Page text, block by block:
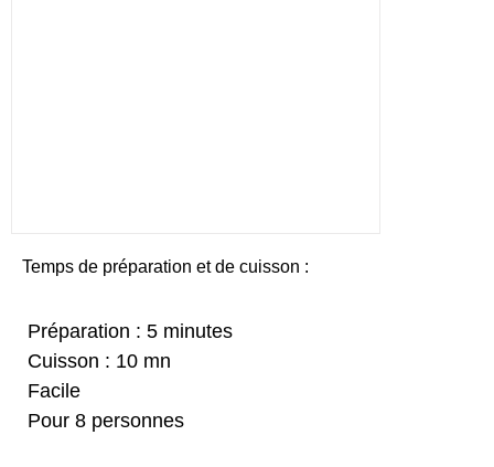
Temps de préparation et de cuisson :
Préparation : 5 minutes
Cuisson : 10 mn
Facile
Pour 8 personnes